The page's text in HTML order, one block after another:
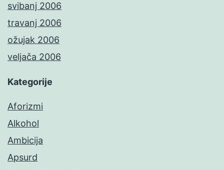
svibanj 2006
travanj 2006
ožujak 2006
veljača 2006
Kategorije
Aforizmi
Alkohol
Ambicija
Apsurd